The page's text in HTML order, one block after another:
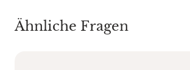
Ähnliche Fragen